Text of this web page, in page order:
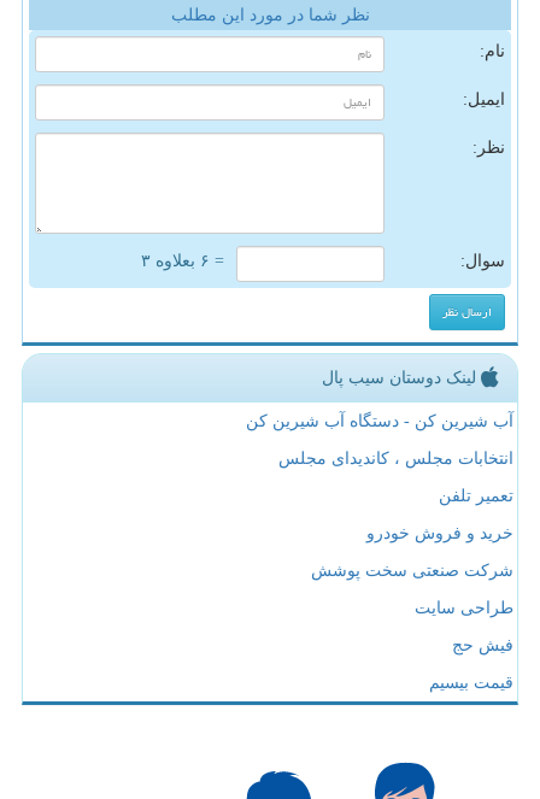
نظر شما در مورد این مطلب
نام:
ایمیل:
نظر:
سوال: = ۶ بعلاوه ۳
لینک دوستان سیب پال
آب شیرین کن - دستگاه آب شیرین کن
انتخابات مجلس ، کاندیدای مجلس
تعمیر تلفن
خرید و فروش خودرو
شرکت صنعتی سخت پوشش
طراحی سایت
فیش حج
قیمت بیسیم